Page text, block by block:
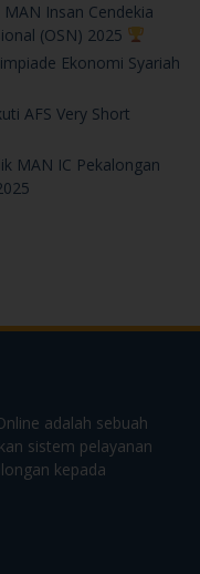
Insan Cendekia
(OSN) 2025
Ekonomi Syariah
AFS Very Short
MAN IC Pekalongan
adalah sebuah
sistem pelayanan
kepada